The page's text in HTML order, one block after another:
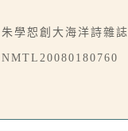
朱學恕創大海洋詩雜誌
NMTL20080180760